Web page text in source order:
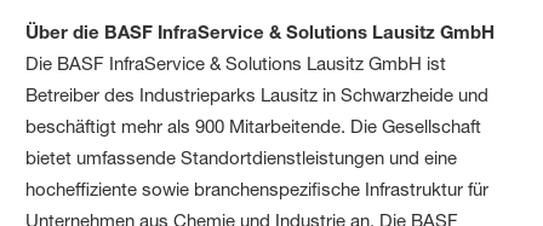
Über die BASF InfraService & Solutions Lausitz GmbH
Die BASF InfraService & Solutions Lausitz GmbH ist
Betreiber des Industrieparks Lausitz in Schwarzheide und
beschäftigt mehr als 900 Mitarbeitende. Die Gesellschaft
bietet umfassende Standortdienstleistungen und eine
hocheffiziente sowie branchenspezifische Infrastruktur für
Unternehmen aus Chemie und Industrie an. Die BASF